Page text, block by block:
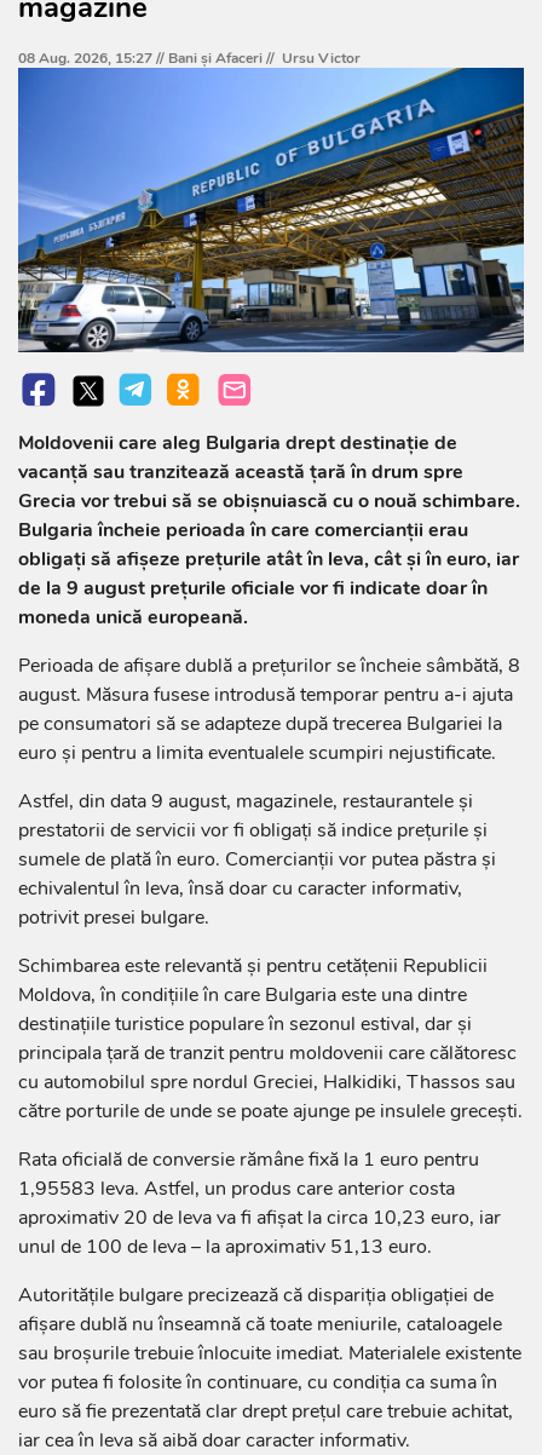
08 Aug. 2026, 15:27 // Bani și Afaceri// Ursu Victor
Moldovenii care aleg Bulgaria drept destinație de
vacanță sau tranzitează această țară în drum spre
Grecia vor trebui să se obișnuiască cu o nouă schimbare.
Bulgaria încheie perioada în care comercianții erau
obligați să afișeze prețurile atât în leva, cât și în euro, iar
de la 9 august prețurile oficiale vor fi indicate doar în
moneda unică europeană.
Perioada de afișare dublă a prețurilor se încheie sâmbătă, 8
august. Măsura fusese introdusă temporar pentru a-i ajuta
pe consumatori să se adapteze după trecerea Bulgariei la
euro și pentru a limita eventualele scumpiri nejustificate.
Astfel, din data 9 august, magazinele, restaurantele și
prestatorii de servicii vor fi obligați să indice prețurile și
sumele de plată în euro. Comercianții vor putea păstra și
echivalentul în leva, însă doar cu caracter informativ,
potrivit presei bulgare.
Schimbarea este relevantă și pentru cetățenii Republicii
Moldova, în condițiile în care Bulgaria este una dintre
destinațiile turistice populare în sezonul estival, dar și
principala țară de tranzit pentru moldovenii care călătoresc
cu automobilul spre nordul Greciei, Halkidiki, Thassos sau
către porturile de unde se poate ajunge pe insulele grecești.
Rata oficială de conversie rămâne fixă la 1 euro pentru
1,95583 leva. Astfel, un produs care anterior costa
aproximativ 20 de leva va fi afișat la circa 10,23 euro, iar
unul de 100 de leva – la aproximativ 51,13 euro.
Autoritățile bulgare precizează că dispariția obligației de
afișare dublă nu înseamnă că toate meniurile, cataloagele
sau broșurile trebuie înlocuite imediat. Materialele existente
vor putea fi folosite în continuare, cu condiția ca suma în
euro să fie prezentată clar drept prețul care trebuie achitat,
iar cea în leva să aibă doar caracter informativ.